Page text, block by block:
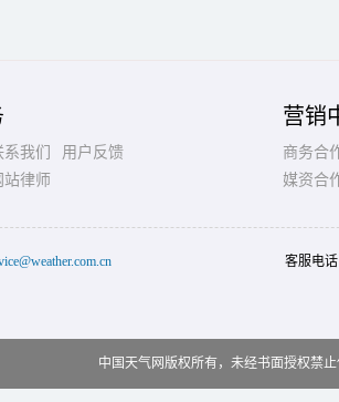
系我们
用户反馈
站律师
营销
商务合
媒资合
客服电
中国天气网版权所有，未经书面授权